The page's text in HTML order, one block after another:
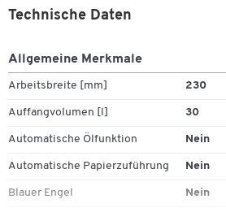
Partikelschnitt 2 x 15 mm
Schnittleistung (70 g/m2): bis 17
Eingabebreite: 230 mm
Mit Antipapierstau-Technologie
Vernichtet auch Heft- und
Mit Rollen, daher
Volumen Auffangbehälter: 30 l
Technische Daten
Allgemeine Merkmale
Arbeitsbreite [mm] 230
Auffangvolumen [l] 30
Automatische Ölfunktion Nein
Automatische Papierzuführung Nein
Blauer Engel Nein